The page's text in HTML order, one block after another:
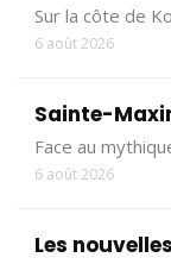
Sur la côte de
6 août 2026
Sainte-
Face au
6 août 2026
Les